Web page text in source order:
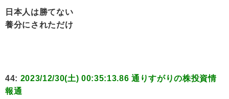
日本人は勝てない
養分にされただけ
44: 2023/12/30(土) 00:35:13.86 通りすがりの株投資情
報通